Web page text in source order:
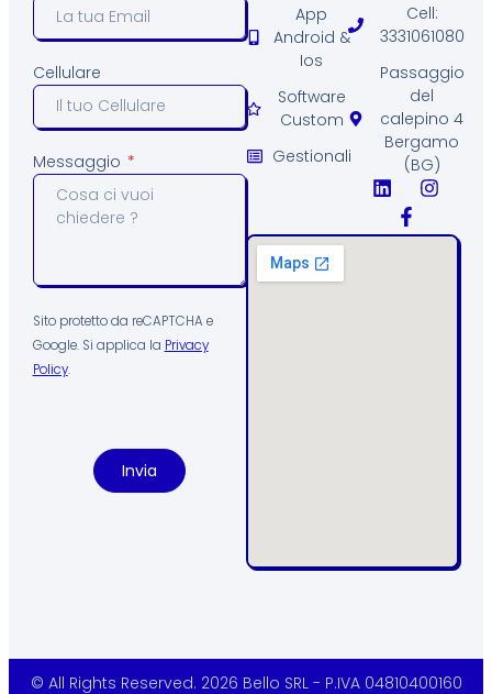
Cellulare
Messaggio
Sito protetto da reCAPTCHA e
Google. Si applica la Privacy
Policy.
Invia
App
Android &
Ios
Software
Custom
Gestionali
Cell:
3331061080
Passaggio
del
calepino 4
Bergamo
(BG)
© All Rights Reserved. 2026 Bello SRL - P.IVA 04810400160